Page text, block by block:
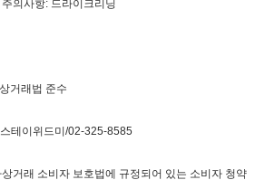
의사항: 드라이크리닝
거래법 준수
테이위드미/02-325-8585
거래 소비자 보호법에 규정되어 있는 소비자 청약